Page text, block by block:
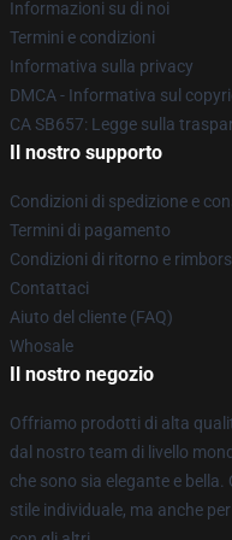
Informazioni su di noi
Termini e condizioni
Informativa sulla privacy
DMCA - Informativa sul
CA SB657: Legge sulla
Il nostro supporto
Condizioni di spedizione e
Termini di pagamento
Condizioni di ritorno e
Contattaci
Aiuto del cliente (FAQ)
Whosale
Il nostro negozio
Offriamo prodotti di alta
dal nostro team di livello
che sono sia elegante e
stile individuale, ma anche